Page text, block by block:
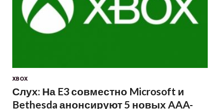
XBOX
Слух: На E3 совместно Microsoft и
Bethesda анонсируют 5 новых AAA-